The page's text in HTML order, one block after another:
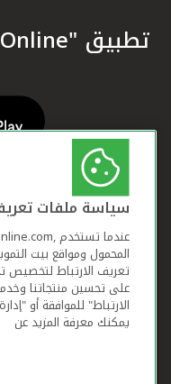
تطبيق "KFHOnline" للهواتف الذكية
بيت التمويل
سياسة ملفات
المحمول ومواقع بيت
تعريف الارتباط لتخصيص
على تحسين منتجاتنا
الارتباط" للموافقة أو
يمكنك معرفة المزيد عن